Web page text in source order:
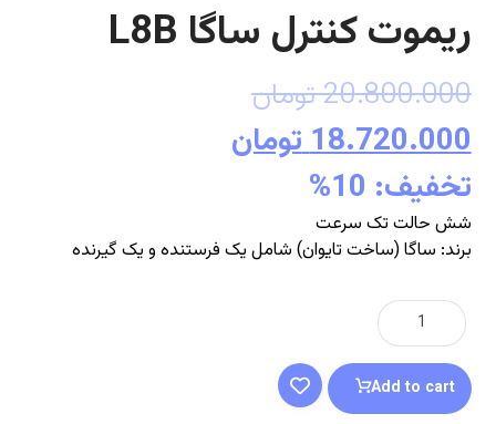
ریموت کنترل ساگا L8B
20.800.000تومان
18.720.000تومان
تخفیف: 10%
شش حالت تک سرعت
برند: ساگا (ساخت تایوان) شامل یک فرستنده و یک گیرنده
Add to cart